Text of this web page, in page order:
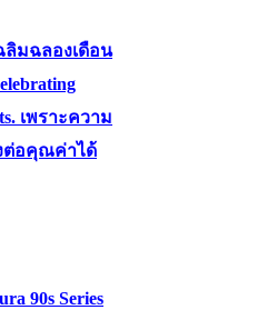
ลิมฉลองเดือน
เพราะความ
ต่อคุณค่าได้
90s Series